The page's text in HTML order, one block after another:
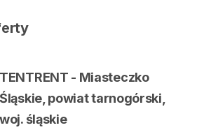
TENTRENT - Miasteczko
Śląskie, powiat tarnogórski,
woj. śląskie